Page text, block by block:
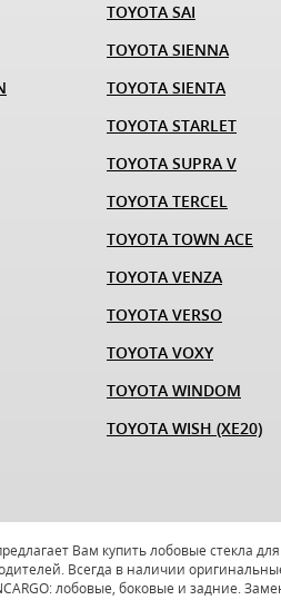
TOYOTA SAI
TOYOTA SIENNA
TOYOTA SIENTA
TOYOTA STARLET
TOYOTA SUPRA V
TOYOTA TERCEL
TOYOTA TOWN ACE
TOYOTA VENZA
TOYOTA VERSO
TOYOTA VOXY
TOYOTA WINDOM
TOYOTA WISH (XE20)
Вам купить лобовые стекла для
Всегда в наличии
лобовые, боковые и задние.